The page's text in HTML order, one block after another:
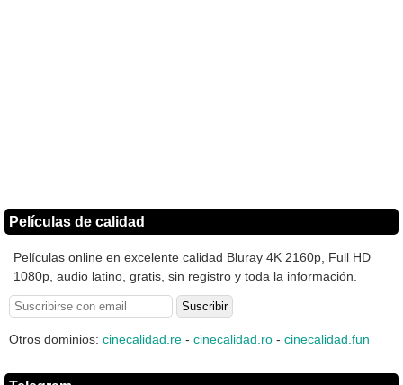
Películas de calidad
Películas online en excelente calidad Bluray 4K 2160p, Full HD
1080p, audio latino, gratis, sin registro y toda la información.
Otros dominios: cinecalidad.re - cinecalidad.ro - cinecalidad.fun